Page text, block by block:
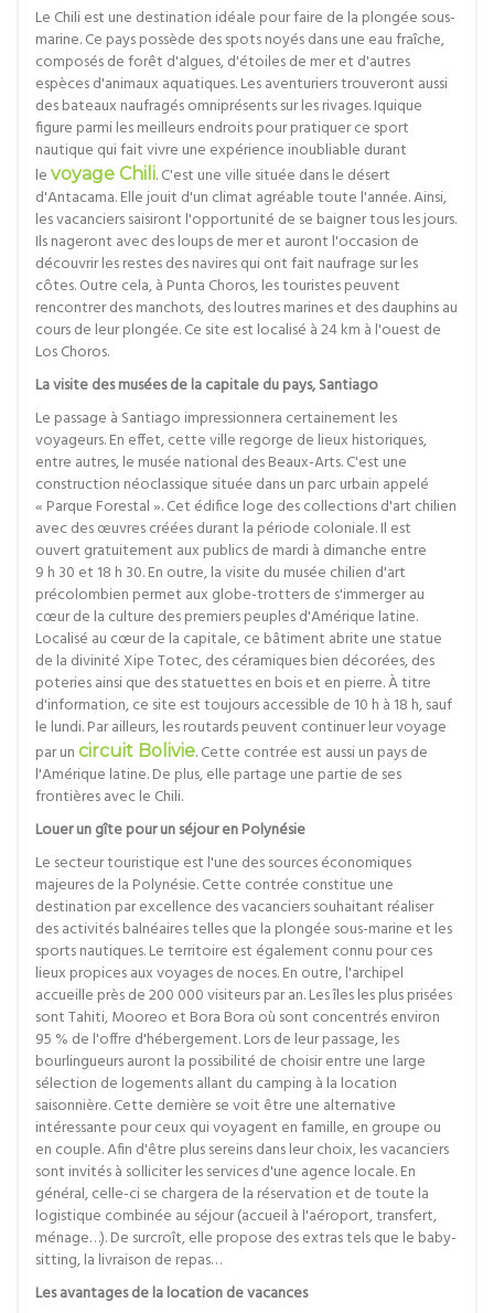
Le Chili est une destination idéale pour faire de la plongée sous-
marine. Ce pays possède des spots noyés dans une eau fraîche,
composés de forêt d'algues, d'étoiles de mer et d'autres
espèces d'animaux aquatiques. Les aventuriers trouveront aussi
des bateaux naufragés omniprésents sur les rivages. Iquique
figure parmi les meilleurs endroits pour pratiquer ce sport
nautique qui fait vivre une expérience inoubliable durant
le voyage Chili. C'est une ville située dans le désert
d'Antacama. Elle jouit d'un climat agréable toute l'année. Ainsi,
les vacanciers saisiront l'opportunité de se baigner tous les jours.
Ils nageront avec des loups de mer et auront l'occasion de
découvrir les restes des navires qui ont fait naufrage sur les
côtes. Outre cela, à Punta Choros, les touristes peuvent
rencontrer des manchots, des loutres marines et des dauphins au
cours de leur plongée. Ce site est localisé à 24 km à l'ouest de
Los Choros.
La visite des musées de la capitale du pays, Santiago
Le passage à Santiago impressionnera certainement les
voyageurs. En effet, cette ville regorge de lieux historiques,
entre autres, le musée national des Beaux-Arts. C'est une
construction néoclassique située dans un parc urbain appelé
« Parque Forestal ». Cet édifice loge des collections d'art chilien
avec des œuvres créées durant la période coloniale. Il est
ouvert gratuitement aux publics de mardi à dimanche entre
9 h 30 et 18 h 30. En outre, la visite du musée chilien d'art
précolombien permet aux globe-trotters de s'immerger au
cœur de la culture des premiers peuples d'Amérique latine.
Localisé au cœur de la capitale, ce bâtiment abrite une statue
de la divinité Xipe Totec, des céramiques bien décorées, des
poteries ainsi que des statuettes en bois et en pierre. À titre
d'information, ce site est toujours accessible de 10 h à 18 h, sauf
le lundi. Par ailleurs, les routards peuvent continuer leur voyage
par un circuit Bolivie. Cette contrée est aussi un pays de
l'Amérique latine. De plus, elle partage une partie de ses
frontières avec le Chili.
Louer un gîte pour un séjour en Polynésie
Le secteur touristique est l'une des sources économiques
majeures de la Polynésie. Cette contrée constitue une
destination par excellence des vacanciers souhaitant réaliser
des activités balnéaires telles que la plongée sous-marine et les
sports nautiques. Le territoire est également connu pour ces
lieux propices aux voyages de noces. En outre, l'archipel
accueille près de 200 000 visiteurs par an. Les îles les plus prisées
sont Tahiti, Mooreo et Bora Bora où sont concentrés environ
95 % de l'offre d'hébergement. Lors de leur passage, les
bourlingueurs auront la possibilité de choisir entre une large
sélection de logements allant du camping à la location
saisonnière. Cette dernière se voit être une alternative
intéressante pour ceux qui voyagent en famille, en groupe ou
en couple. Afin d'être plus sereins dans leur choix, les vacanciers
sont invités à solliciter les services d'une agence locale. En
général, celle-ci se chargera de la réservation et de toute la
logistique combinée au séjour (accueil à l'aéroport, transfert,
ménage…). De surcroît, elle propose des extras tels que le baby-
sitting, la livraison de repas…
Les avantages de la location de vacances